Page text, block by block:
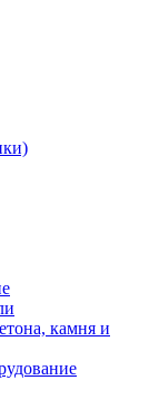
камня и